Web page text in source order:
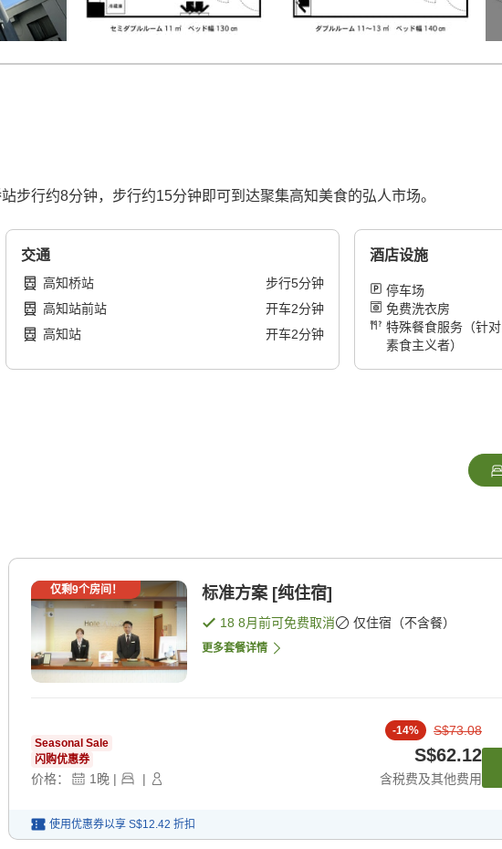
步行约8分钟，步行约15分钟即可到达聚集高知美食的弘人市场。
交通
高知桥站 步行5分钟
高知站前站
开车2分钟
高知站
开车2分钟
酒店设施
停车场
免费洗衣房
特殊餐食服务（针对
素食主义者）
仅剩9个房间！ 标准方案 [纯住宿]
18 8月前可免费取消 仅住宿（不含餐）
更多套餐详情
Seasonal Sale
闪购优惠券
价格： 1晚 | |
-14% S$73.08
S$62.12
含税费及其他费用
使用优惠券以享 S$12.42 折扣